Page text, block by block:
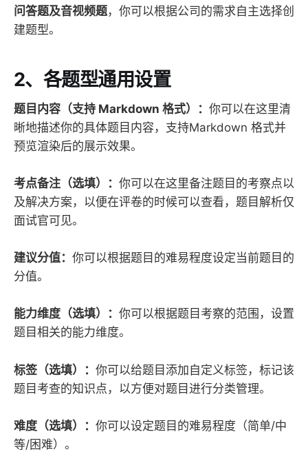
问答题及音视频题，你可以根据公司的需求自主选择创
建题型。
2、各题型通用设置
题目内容（支持 Markdown 格式）： 你可以在这里清
晰地描述你的具体题目内容，支持Markdown 格式并
预览渲染后的展示效果。
考点备注（选填）： 你可以在这里备注题目的考察点以
及解决方案，以便在评卷的时候可以查看，题目解析仅
面试官可见。
建议分值： 你可以根据题目的难易程度设定当前题目的
分值。
能力维度（选填）： 你可以根据题目考察的范围，设置
题目相关的能力维度。
标签（选填）： 你可以给题目添加自定义标签，标记该
题目考查的知识点，以方便对题目进行分类管理。
难度（选填）： 你可以设定题目的难易程度（简单/中
等/困难）。